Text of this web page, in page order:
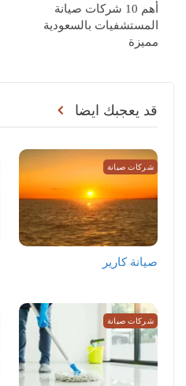
أهم 10 شركات صيانة
المستشفيات بالسعودية
مميزة
قد يعجبك ايضا
شركات صيانة
صيانة كارير
شركات صيانة